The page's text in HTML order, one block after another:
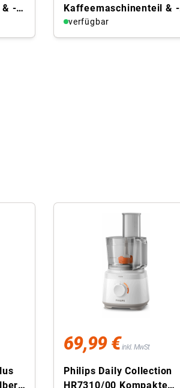
& -
Kaffeemaschinenteil & -
zubehör
Reinigungstablette
verfügbar
69,99 €inkl. MwSt
Philips Daily Collection
HR7310/00 Kompakte